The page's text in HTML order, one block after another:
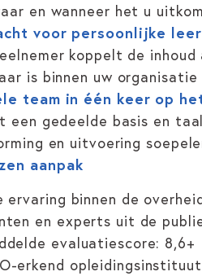
en wanneer het u
voor persoonlijke
koppelt de
is binnen uw
team in één keer op
een gedeelde basis en
en uitvoering
aanpak
ervaring binnen de
en experts uit de
evaluatiescore: 8,6+
erkend opleidingsinstituut